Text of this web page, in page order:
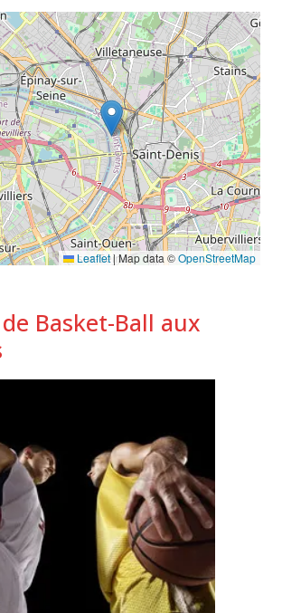
Leaflet|Map data ©OpenStreetMap
Basket-Ball aux